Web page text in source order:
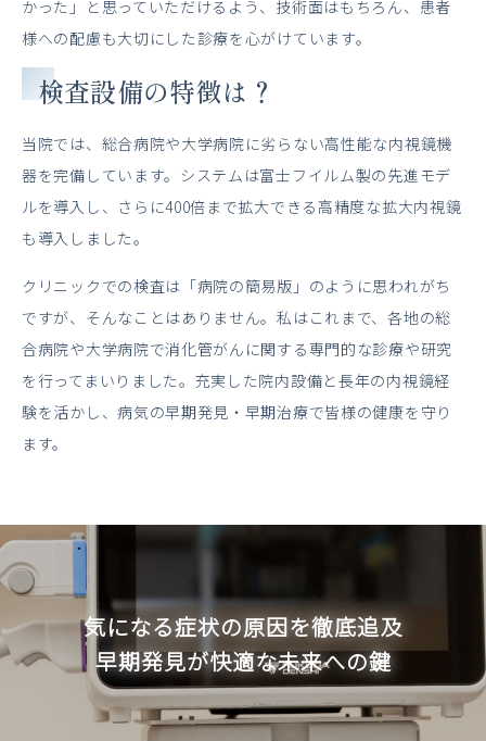
かった」と思っていただけるよう、技術面はもちろん、患者
様への配慮も大切にした診療を心がけています。
検査設備の特徴は？
当院では、総合病院や大学病院に劣らない高性能な内視鏡機
器を完備しています。システムは富士フイルム製の先進モデ
ルを導入し、さらに400倍まで拡大できる高精度な拡大内視鏡
も導入しました。
クリニックでの検査は「病院の簡易版」のように思われがち
ですが、そんなことはありません。私はこれまで、各地の総
合病院や大学病院で消化管がんに関する専門的な診療や研究
を行ってまいりました。充実した院内設備と長年の内視鏡経
験を活かし、病気の早期発見・早期治療で皆様の健康を守り
ます。
気になる症状の原因を徹底追及
早期発見が快適な未来への鍵